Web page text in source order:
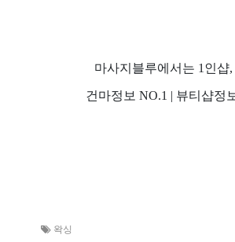
마사지블루에서는 1인샵
건마정보 NO.1 | 뷰티샵정
왁싱